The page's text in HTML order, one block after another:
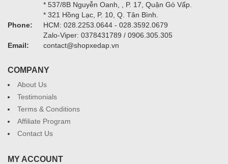
* 537/8B Nguyễn Oanh, , P. 17, Quận Gò Vấp.
* 321 Hồng Lạc, P. 10, Q. Tân Bình.
Phone:
HCM: 028.2253.0644 - 028.3592.0679
Zalo-Viper: 0378431789 / 0906.305.305
Email:
contact@shopxedap.vn
COMPANY
About Us
Testimonials
Terms & Conditions
Affiliate Program
Contact Us
MY ACCOUNT